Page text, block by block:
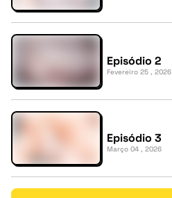
Episódio 2
Fevereiro 25 , 2026
Episódio 3
Março 04 , 2026